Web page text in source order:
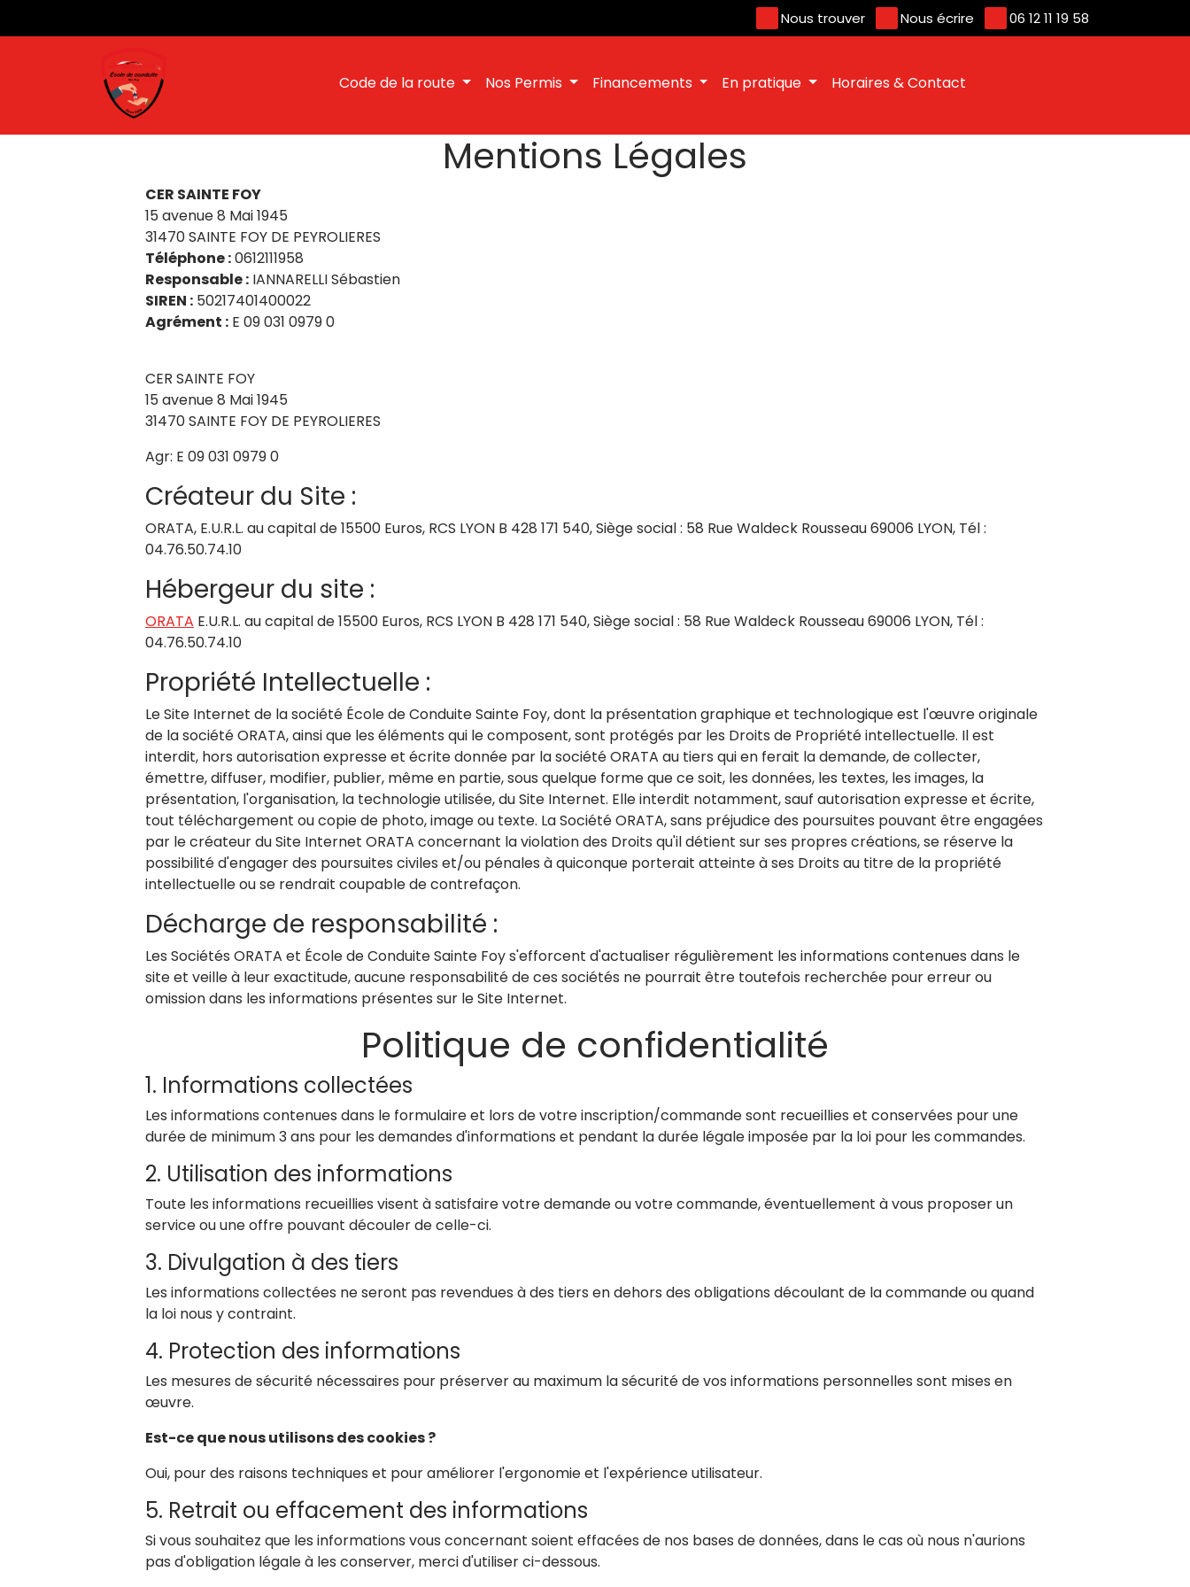
Nous trouver Nous écrire 06 12 11 19 58
Code de la route Nos Permis Financements En pratique Horaires & Contact
Mentions Légales
CER SAINTE FOY
15 avenue 8 Mai 1945
31470 SAINTE FOY DE PEYROLIERES
Téléphone :0612111958
Responsable : IANNARELLI Sébastien
SIREN : 50217401400022
Agrément : E 09 031 0979 0
CER SAINTE FOY
15 avenue 8 Mai 1945
31470 SAINTE FOY DE PEYROLIERES
Agr: E 09 031 0979 0
Créateur du Site :
ORATA, E.U.R.L. au capital de 15500 Euros, RCS LYON B 428 171 540, Siège social : 58 Rue Waldeck Rousseau 69006 LYON, Tél :
04.76.50.74.10
Hébergeur du site :
ORATA E.U.R.L. au capital de 15500 Euros, RCS LYON B 428 171 540, Siège social : 58 Rue Waldeck Rousseau 69006 LYON, Tél :
04.76.50.74.10
Propriété Intellectuelle :
Le Site Internet de la société École de Conduite Sainte Foy, dont la présentation graphique et technologique est l'œuvre originale
de la société ORATA, ainsi que les éléments qui le composent, sont protégés par les Droits de Propriété intellectuelle. Il est
interdit, hors autorisation expresse et écrite donnée par la société ORATA au tiers qui en ferait la demande, de collecter,
émettre, diffuser, modifier, publier, même en partie, sous quelque forme que ce soit, les données, les textes, les images, la
présentation, l'organisation, la technologie utilisée, du Site Internet. Elle interdit notamment, sauf autorisation expresse et écrite,
tout téléchargement ou copie de photo, image ou texte. La Société ORATA, sans préjudice des poursuites pouvant être engagées
par le créateur du Site Internet ORATA concernant la violation des Droits qu'il détient sur ses propres créations, se réserve la
possibilité d'engager des poursuites civiles et/ou pénales à quiconque porterait atteinte à ses Droits au titre de la propriété
intellectuelle ou se rendrait coupable de contrefaçon.
Décharge de responsabilité :
Les Sociétés ORATA et École de Conduite Sainte Foy s'efforcent d'actualiser régulièrement les informations contenues dans le
site et veille à leur exactitude, aucune responsabilité de ces sociétés ne pourrait être toutefois recherchée pour erreur ou
omission dans les informations présentes sur le Site Internet.
Politique de confidentialité
1. Informations collectées
Les informations contenues dans le formulaire et lors de votre inscription/commande sont recueillies et conservées pour une
durée de minimum 3 ans pour les demandes d'informations et pendant la durée légale imposée par la loi pour les commandes.
2. Utilisation des informations
Toute les informations recueillies visent à satisfaire votre demande ou votre commande, éventuellement à vous proposer un
service ou une offre pouvant découler de celle-ci.
3. Divulgation à des tiers
Les informations collectées ne seront pas revendues à des tiers en dehors des obligations découlant de la commande ou quand
la loi nous y contraint.
4. Protection des informations
Les mesures de sécurité nécessaires pour préserver au maximum la sécurité de vos informations personnelles sont mises en
œuvre.
Est-ce que nous utilisons des cookies ?
Oui, pour des raisons techniques et pour améliorer l'ergonomie et l'expérience utilisateur.
5. Retrait ou effacement des informations
Si vous souhaitez que les informations vous concernant soient effacées de nos bases de données, dans le cas où nous n'aurions
pas d'obligation légale à les conserver, merci d'utiliser ci-dessous.